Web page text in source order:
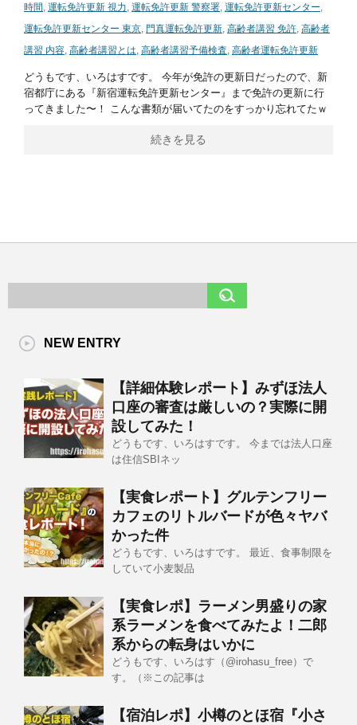
時間, 運転免許更新 視力, 運転免許更新 警察署, 運転免許更新センター,
運転免許更新センター 東京, 門真運転免許更新, 高齢者講習 免許, 高齢者
講習 内容, 高齢者講習とは, 高齢者講習予備検査, 高齢者運転免許更新
どうもです、いろはすです。 今年が免許の更新日だったので、新
宿都庁にある『新宿運転免許更新センター』まで免許の更新に行
ってきました〜！ こんな書類が届いてたのをすっかり忘れてたｗ
続きを見る
NEW ENTRY
【詳細体験レポート】みずほ法人
口座の審査は厳しいの？実際に開
設してみた！
どうもです、いろはすです。 今までは法人口座
は住信SBIネッ
【実食レポート】グルテンフリー
カフェのリトルバードが色々ヤバ
かった件
どうもです、いろはすです。 最近、食事制限を
していて小麦製品
【実食レポ】ラーメン男盛りの家
系ラーメンを食べてみたよ！二郎
系からの転身はいかに
どうもです、いろはす（@irohasu_free）で
す。（※この記事は
【宿泊レポ】小樽のとほ宿『小さ